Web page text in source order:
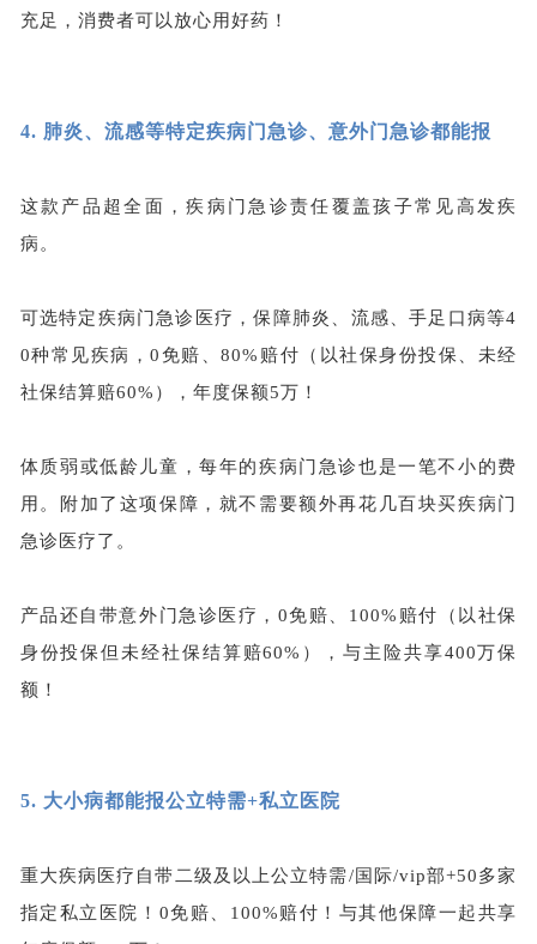
充足，消费者可以放心用好药！
4. 肺炎、流感等特定疾病门急诊、意外门急诊都能报
这款产品超全面，疾病 门急诊责任覆盖孩子常见高发疾
病 。
可选特定疾病门急诊医疗，保障肺炎、流感、手足口病等4
0种常见疾病，0免赔、80%赔付（以社保身份投保、未经
社保结算赔60%），年度保额5万！
体质弱或低龄儿童，每年的疾病门急诊也是一笔不小的费
用。附加了这项保障，就不需要额外再花几百块买疾病门
急诊医疗了。
产品还自带意外门急诊医疗， 0免赔、100%赔付（以社保
身份投保但未经社保结算赔60%），与主险共享400万保
额！
5. 大小病都能报公立特需+私立医院
重大疾病医疗自带二级及以上公立特需/国际/vip部+50多家
指定私立医院！0免赔、100%赔付！与其他保障一起共享